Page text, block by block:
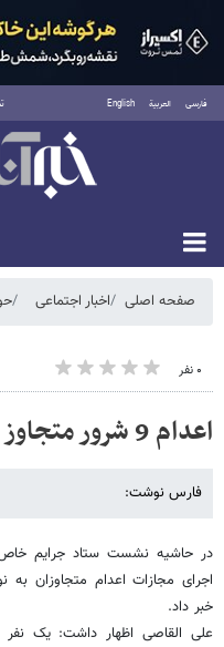
فارسی العربية English
شنبه ۱۷ مرداد ۱۴۰۵
صفحه اصلی اخبار اجتماعی
۰ نفر
اعدام 9 شرور متجاوز در شیراز
فارس نوشت:
در حاشیه نشست ستاد جرایم خاص
اجرای مجازات اعدام متجاوزان به
خبر داد.
علی القاصی اظهار داشت: یک